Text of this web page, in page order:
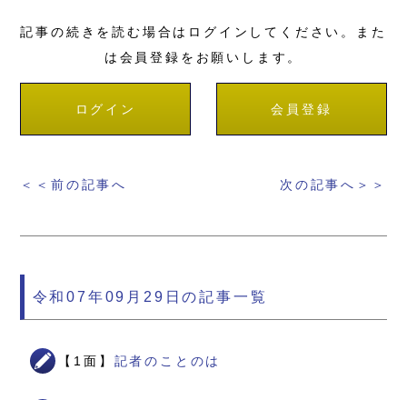
記事の続きを読む場合はログインしてください。また
は会員登録をお願いします。
ログイン 会員登録
＜＜前の記事へ 次の記事へ＞＞
令和07年09月29日の記事一覧
【1面】 記者のことのは